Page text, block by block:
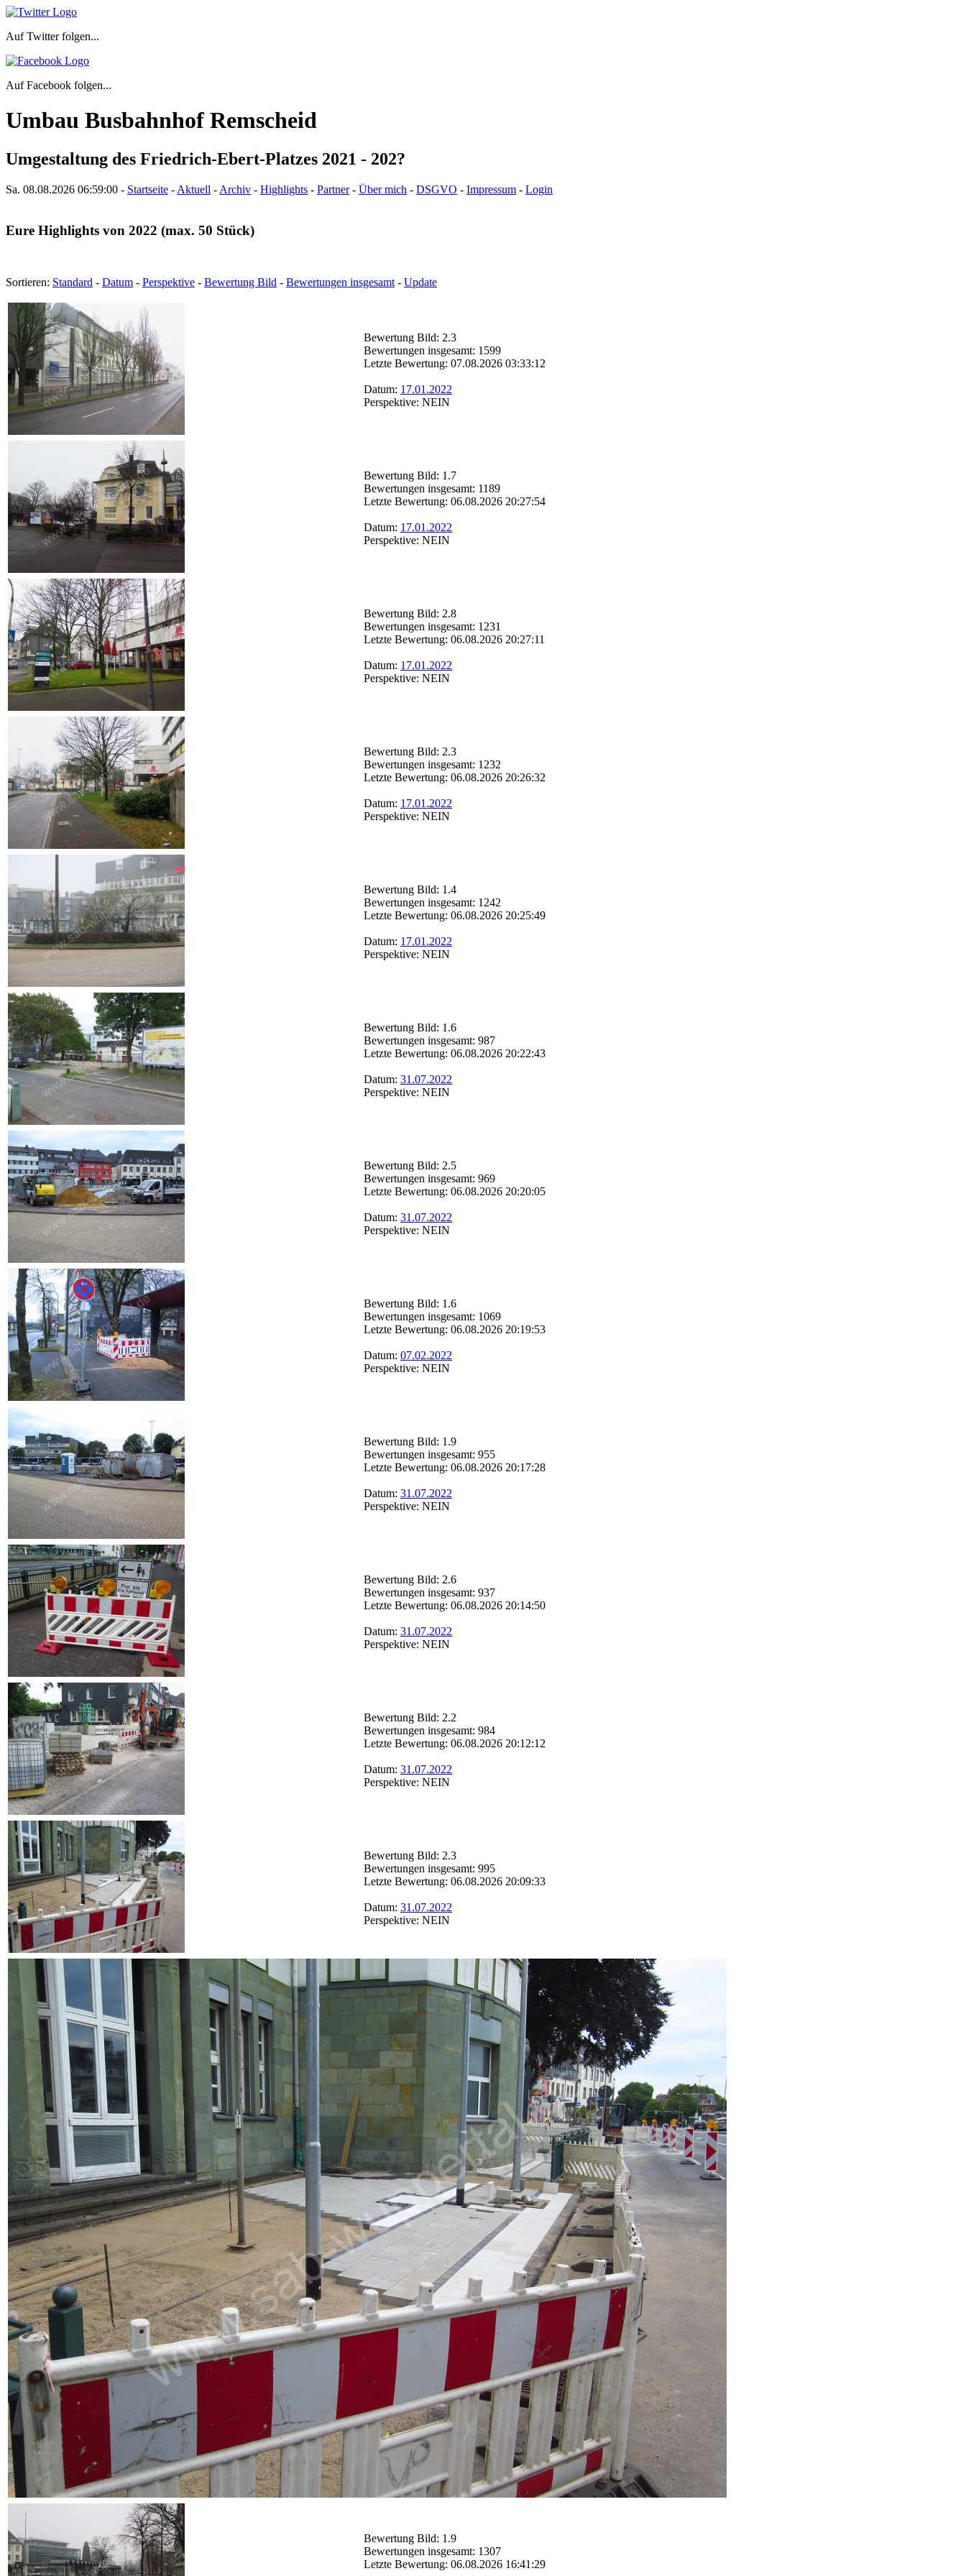
Auf Twitter folgen...
Auf Facebook folgen...
Umbau Busbahnhof Remscheid
Umgestaltung des Friedrich-Ebert-Platzes 2021 - 202?
Sa. 08.08.2026 06:59:02 - Startseite - Aktuell - Archiv - Highlights - Partner- Über mich - DSGVO - Impressum - Login
Eure Highlights von 2022 (max. 50 Stück)
Sortieren: Standard - Datum - Perspektive - Bewertung Bild - Bewertungen insgesamt - Update
Bewertung Bild: 2.3
Bewertungen insgesamt: 1599
Letzte Bewertung: 07.08.2026 03:33:12
Datum: 17.01.2022
Perspektive: NEIN
Bewertung Bild: 1.7
Bewertungen insgesamt: 1189
Letzte Bewertung: 06.08.2026 20:27:54
Datum: 17.01.2022
Perspektive: NEIN
Bewertung Bild: 2.8
Bewertungen insgesamt: 1231
Letzte Bewertung: 06.08.2026 20:27:11
Datum: 17.01.2022
Perspektive: NEIN
Bewertung Bild: 2.3
Bewertungen insgesamt: 1232
Letzte Bewertung: 06.08.2026 20:26:32
Datum: 17.01.2022
Perspektive: NEIN
Bewertung Bild: 1.4
Bewertungen insgesamt: 1242
Letzte Bewertung: 06.08.2026 20:25:49
Datum: 17.01.2022
Perspektive: NEIN
Bewertung Bild: 1.6
Bewertungen insgesamt: 987
Letzte Bewertung: 06.08.2026 20:22:43
Datum: 31.07.2022
Perspektive: NEIN
Bewertung Bild: 2.5
Bewertungen insgesamt: 969
Letzte Bewertung: 06.08.2026 20:20:05
Datum: 31.07.2022
Perspektive: NEIN
Bewertung Bild: 1.6
Bewertungen insgesamt: 1069
Letzte Bewertung: 06.08.2026 20:19:53
Datum: 07.02.2022
Perspektive: NEIN
Bewertung Bild: 1.9
Bewertungen insgesamt: 955
Letzte Bewertung: 06.08.2026 20:17:28
Datum: 31.07.2022
Perspektive: NEIN
Bewertung Bild: 2.6
Bewertungen insgesamt: 937
Letzte Bewertung: 06.08.2026 20:14:50
Datum: 31.07.2022
Perspektive: NEIN
Bewertung Bild: 2.2
Bewertungen insgesamt: 984
Letzte Bewertung: 06.08.2026 20:12:12
Datum: 31.07.2022
Perspektive: NEIN
Bewertung Bild: 2.3
Bewertungen insgesamt: 995
Letzte Bewertung: 06.08.2026 20:09:33
Datum: 31.07.2022
Perspektive: NEIN
Bewertung Bild: 1.9
Bewertungen insgesamt: 1307
Letzte Bewertung: 06.08.2026 16:41:29